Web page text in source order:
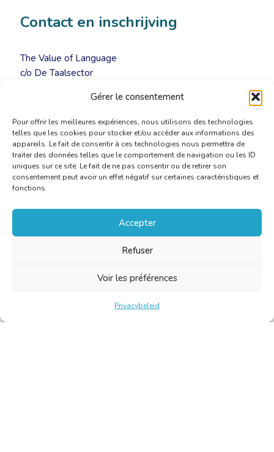
Gérer le consentement
Pour offrir les meilleures expériences, nous utilisons des technologies
telles que les cookies pour stocker et/ou accéder aux informations des
appareils. Le fait de consentir à ces technologies nous permettra de
traiter des données telles que le comportement de navigation ou les ID
uniques sur ce site. Le fait de ne pas consentir ou de retirer son
consentement peut avoir un effet négatif sur certaines caractéristiques et
fonctions.
Accepter
Refuser
Voir les préférences
Privacybeleid
Contact en inschrijving
The Value of Language
c/o De Taalsector
Tel. +32 9 269 04 66